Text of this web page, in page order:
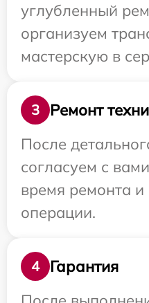
углубленный
организуем
мастерскую в
3
Ремонт
После
согласуем с
время ремонта
операции.
4
Гарантия